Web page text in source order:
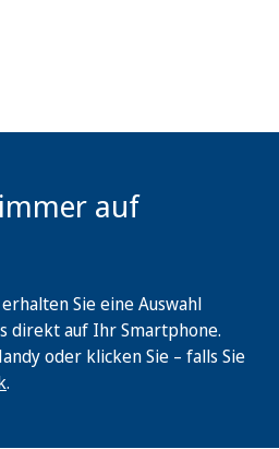
auf
Sie eine Auswahl
direkt auf Ihr Smartphone.
oder klicken Sie – falls Sie
.